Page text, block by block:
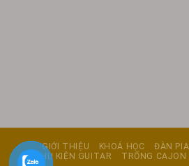
GIỚI THIỆU KHOÁ HỌC ĐÀN
PHỤ KIỆN GUITAR
TRỐNG CAJON